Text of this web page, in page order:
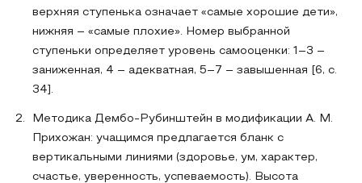
верхняя ступенька означает «самые хорошие дети»,
нижняя – «самые плохие». Номер выбранной
ступеньки определяет уровень самооценки: 1–3 –
заниженная, 4 – адекватная, 5–7 – завышенная [6, с.
34].
Методика Дембо-Рубинштейн в модификации А. М.
Прихожан: учащимся предлагается бланк с
вертикальными линиями (здоровье, ум, характер,
счастье, уверенность, успеваемость). Высота